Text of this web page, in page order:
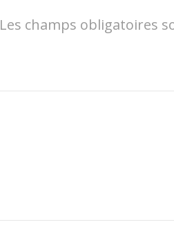
Les champs obligatoires